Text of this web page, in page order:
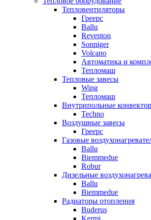
Тепловентиляторы
Греерс
Ballu
Reventon
Sonniger
Volcano
Автоматика и
Тепломаш
Тепловые завесы
Wing
Тепломаш
Внутрипольные
Techno
Воздушные завесы
Греерс
Газовые
Ballu
Biemmedue
Robur
Дизельные
Ballu
Biemmedue
Радиаторы отопления
Buderus
Kermi